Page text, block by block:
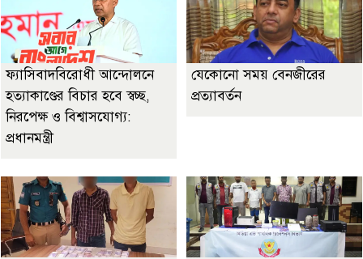
ফ্যাসিবাদবিরোধী আন্দোলনে
হত্যাকাণ্ডের বিচার হবে স্বচ্ছ,
নিরপেক্ষ ও বিশ্বাসযোগ্য:
প্রধানমন্ত্রী
যেকোনো সময় বেনজীরের
প্রত্যাবর্তন